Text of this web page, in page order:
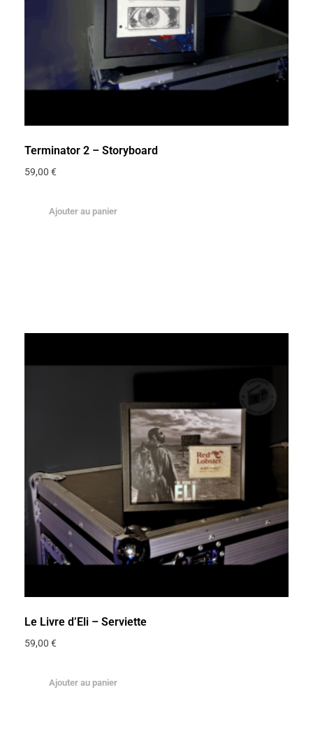
Terminator 2 – Storyboard
59,00 €
Ajouter au panier
Le Livre d’Eli – Serviette
59,00 €
Ajouter au panier